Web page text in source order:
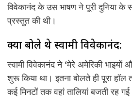
विवेकानंद के उस भाषण ने पूरी दुनिया के
प्रस्तुत की थी।
क्या बोले थे स्वामी विवेकानंद:
स्वामी विवेकानंद ने ‘मेरे अमेरिकी
शुरू किया था। इतना बोलते ही पूरा
कई मिनटों तक वहां तालियां बजती रह गई